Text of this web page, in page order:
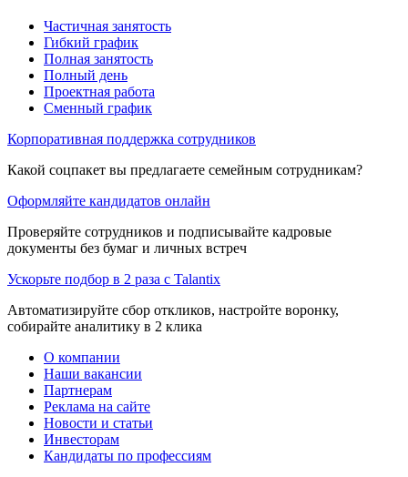
Частичная занятость
Гибкий график
Полная занятость
Полный день
Проектная работа
Сменный график
Корпоративная поддержка сотрудников
Какой соцпакет вы предлагаете семейным сотрудникам?
Оформляйте кандидатов онлайн
Проверяйте сотрудников и подписывайте кадровые
документы без бумаг и личных встреч
Ускорьте подбор в 2 раза с Talantix
Автоматизируйте сбор откликов, настройте воронку,
собирайте аналитику в 2 клика
О компании
Наши вакансии
Партнерам
Реклама на сайте
Новости и статьи
Инвесторам
Кандидаты по профессиям